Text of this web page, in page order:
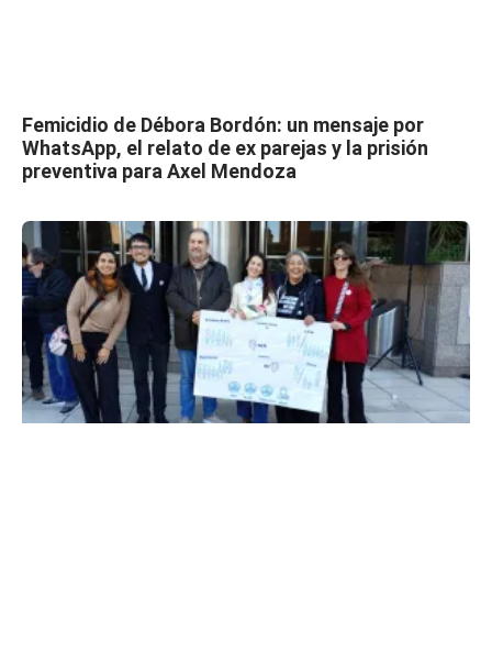
Femicidio de Débora Bordón: un mensaje por
WhatsApp, el relato de ex parejas y la prisión
preventiva para Axel Mendoza